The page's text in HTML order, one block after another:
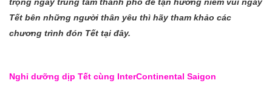
Tết bên những người thân yêu thì hãy tham khảo các
chương trình đón Tết tại đây.
Nghỉ dưỡng dịp Tết cùng InterContinental Saigon